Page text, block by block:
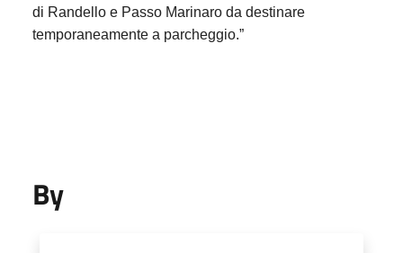
di Randello e Passo Marinaro da destinare
temporaneamente a parcheggio.”
By